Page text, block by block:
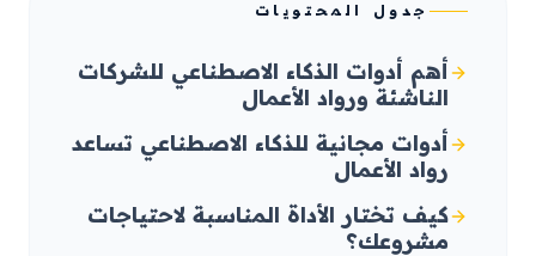
جدول المحتويات
أهم أدوات الذكاء الاصطناعي للشركات
الناشئة ورواد الأعمال
أدوات مجانية للذكاء الاصطناعي تساعد
رواد الأعمال
كيف تختار الأداة المناسبة لاحتياجات
مشروعك؟